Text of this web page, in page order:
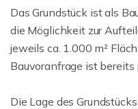
Das Grundstück ist als
die Möglichkeit zur
jeweils ca. 1.000 m²
Bauvoranfrage ist
Die Lage des